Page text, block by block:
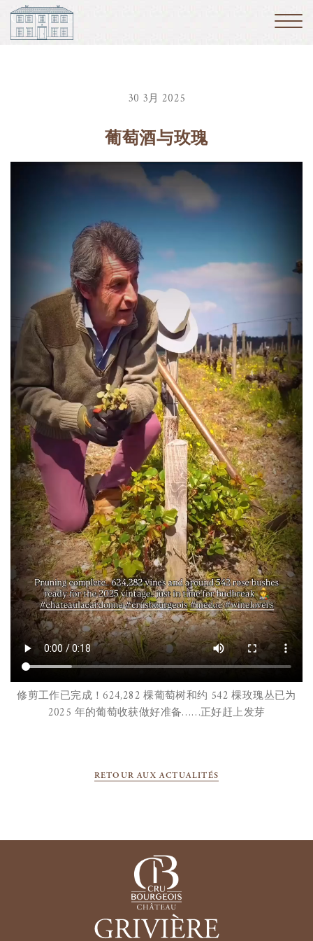
30 3月 2025
葡萄酒与玫瑰
修剪工作已完成！624,282 棵葡萄树和约 542 棵玫瑰丛已为
2025 年的葡萄收获做好准备……正好赶上发芽
RETOUR AUX ACTUALITÉS